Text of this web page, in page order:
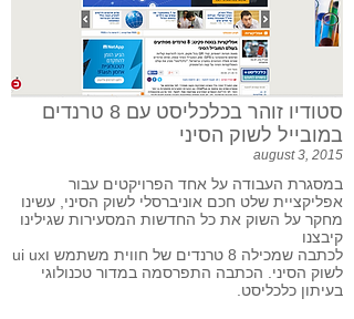
סטודיו זוהר בכלכליסט עם 8 טרנדים
במובייל לשוק הסיני
august 3, 2015
במסגרת העבודה על אחד הפרויקטים עבור
אפליקציית שלט חכם אוניברסלי לשוק הסיני, עשינו
מחקר על השוק את כל החדשות המסעירות שגילינו
קיבצנו
לכתבה שמכילה 8 טרנדים של חווית משתמש וui ux
לשוק הסיני. הכתבה התפרסמה במדור טכנולוגי
בעיתון כלכליסט.